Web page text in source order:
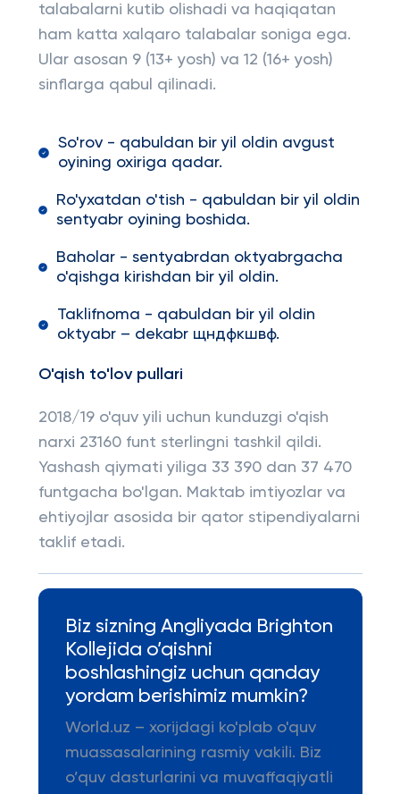
talabalarni kutib olishadi va haqiqatan
ham katta xalqaro talabalar soniga ega.
Ular asosan 9 (13+ yosh) va 12 (16+ yosh)
sinflarga qabul qilinadi.
So'rov - qabuldan bir yil oldin avgust
oyining oxiriga qadar.
Ro'yxatdan o'tish - qabuldan bir yil oldin
sentyabr oyining boshida.
Baholar - sentyabrdan oktyabrgacha
o'qishga kirishdan bir yil oldin.
Taklifnoma - qabuldan bir yil oldin
oktyabr – dekabr щндфкшвф.
O'qish to'lov pullari
2018/19 o'quv yili uchun kunduzgi o'qish
narxi 23160 funt sterlingni tashkil qildi.
Yashash qiymati yiliga 33 390 dan 37 470
funtgacha bo'lgan. Maktab imtiyozlar va
ehtiyojlar asosida bir qator stipendiyalarni
taklif etadi.
Biz sizning Angliyada Brighton
Kollejida o’qishni
boshlashingiz uchun qanday
yordam berishimiz mumkin?
World.uz – xorijdagi ko'plab o'quv
muassasalarining rasmiy vakili. Biz
o’quv dasturlarini va muvaffaqiyatli